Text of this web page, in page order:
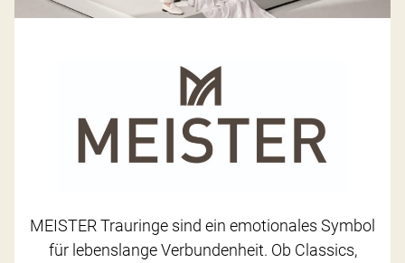
MEISTER Trauringe sind ein emotionales Symbol
für lebenslange Verbundenheit. Ob Classics,